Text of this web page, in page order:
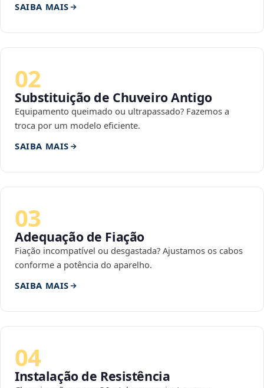
SAIBA MAIS
02
Substituição de Chuveiro Antigo
Equipamento queimado ou ultrapassado? Fazemos a
troca por um modelo eficiente.
SAIBA MAIS
03
Adequação de Fiação
Fiação incompatível ou desgastada? Ajustamos os cabos
conforme a potência do aparelho.
SAIBA MAIS
04
Instalação de Resistência